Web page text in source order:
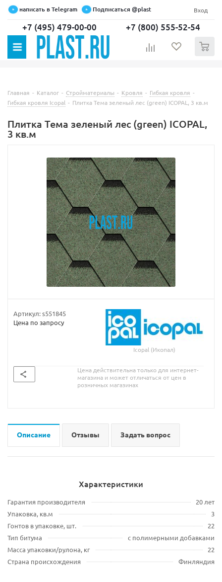
написать в Telegram Подписаться @plast Вход
+7 (495) 479-00-00 +7 (800) 555-52-54
Главная - Каталог - Стройматериалы - Кровля - Гибкая кровля -
Гибкая кровля Icopal - Плитка Тема зеленый лес (green) ICOPAL, 3 кв.м
Плитка Тема зеленый лес (green) ICOPAL,
3 кв.м
Артикул:s551845
Цена по запросу
Icopal (Икопал)
Цена действительна только для интернет-
магазина и может отличаться от цен в
розничных магазинах
Описание Отзывы Задать вопрос
Характеристики
Гарантия производителя
20 лет
Упаковка, кв.м
3
Гонтов в упаковке, шт.
22
Тип битума
с полимерными добавками
Масса упаковки/рулона, кг
22
Страна происхождения
Финляндия